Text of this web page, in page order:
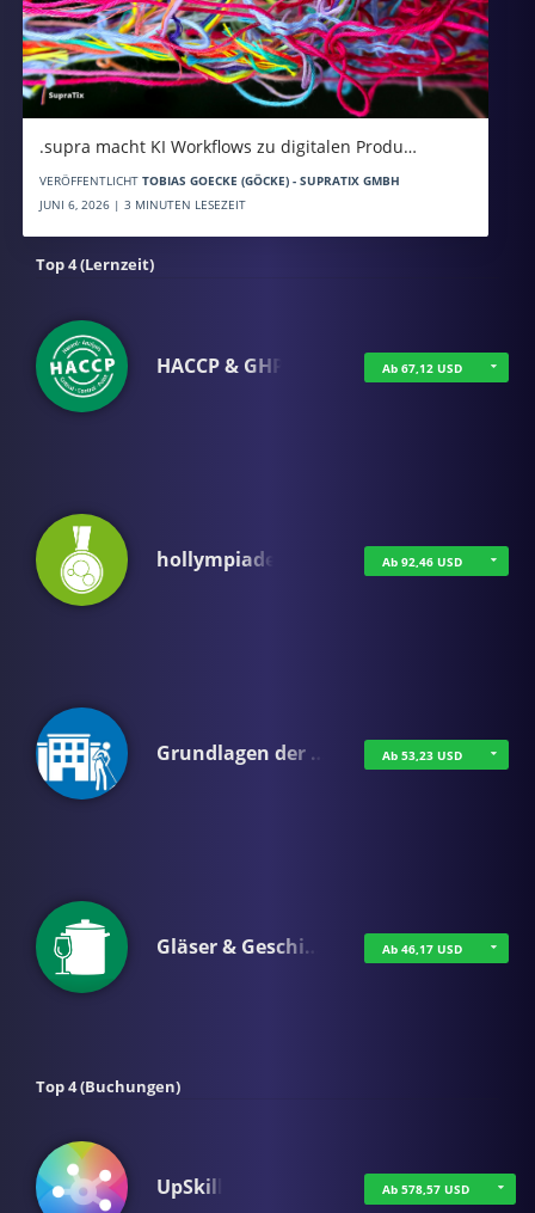
.supra macht KI Workflows zu digitalen Produ…
VERÖFFENTLICHT TOBIAS GOECKE (GÖCKE) - SUPRATIX GMBH
JUNI 6, 2026 | 3 MINUTEN LESEZEIT
Top 4 (Lernzeit)
HACCP & GHP Ab 67,12 USD
hollympiade Ab 92,46 USD
Grundlagen der … Ab 53,23 USD
Gläser & Geschi… Ab 46,17 USD
Top 4 (Buchungen)
UpSkill Ab 578,57 USD